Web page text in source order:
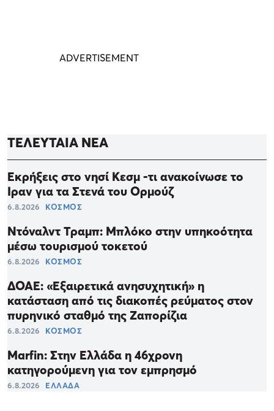
ΤΕΛΕΥΤΑΙΑ ΝΕΑ
Εκρήξεις στο νησί Κεσμ -τι ανακοίνωσε το
Ιραν για τα Στενά του Ορμούζ
6.8.2026 ΚΟΣΜΟΣ
Ντόναλντ Τραμπ: Μπλόκο στην υπηκοότητα
μέσω τουρισμού τοκετού
6.8.2026 ΚΟΣΜΟΣ
ΔΟΑΕ: «Εξαιρετικά ανησυχητική» η
κατάσταση από τις διακοπές ρεύματος στον
πυρηνικό σταθμό της Ζαπορίζια
6.8.2026 ΚΟΣΜΟΣ
Marfin: Στην Ελλάδα η 46χρονη
κατηγορούμενη για τον εμπρησμό
6.8.2026 ΕΛΛΑΔΑ